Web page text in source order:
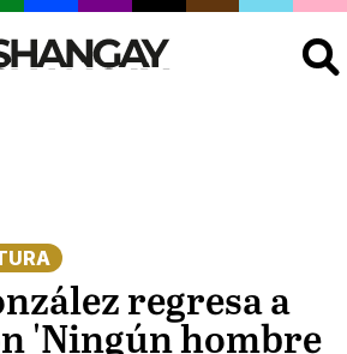
regresa a
'Ningún hombre